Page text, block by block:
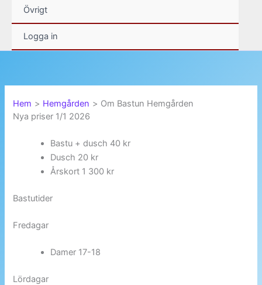
Övrigt
Logga in
Hem Hemgården
Om Bastun Hemgården
Nya priser 1/1 2026
Bastu + dusch 40 kr
Dusch 20 kr
Årskort 1 300 kr
Bastutider
Fredagar
Damer 17-18
Lördagar